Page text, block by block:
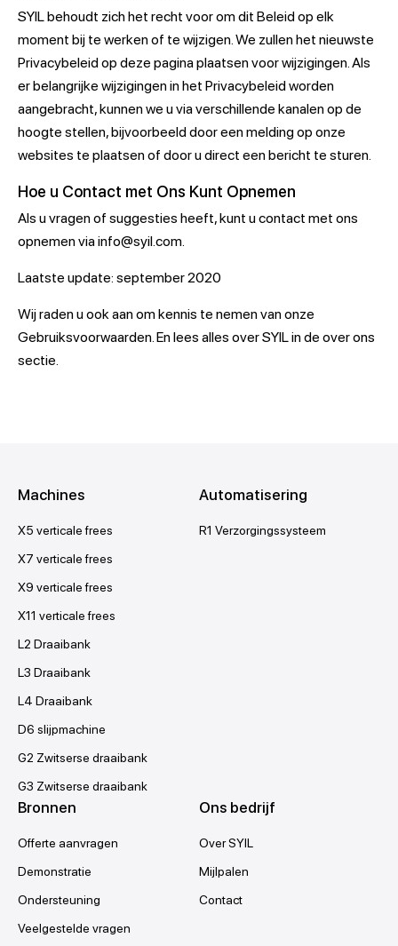
SYIL behoudt zich het recht voor om dit Beleid op elk
moment bij te werken of te wijzigen. We zullen het nieuwste
Privacybeleid op deze pagina plaatsen voor wijzigingen. Als
er belangrijke wijzigingen in het Privacybeleid worden
aangebracht, kunnen we u via verschillende kanalen op de
hoogte stellen, bijvoorbeeld door een melding op onze
websites te plaatsen of door u direct een bericht te sturen.
Hoe u Contact met Ons Kunt Opnemen
Als u vragen of suggesties heeft, kunt u contact met ons
opnemen via info@syil.com.
Laatste update: september 2020
Wij raden u ook aan om kennis te nemen van onze
Gebruiksvoorwaarden. En lees alles over SYIL in de over ons
sectie.
Machines
X5 verticale frees
X7 verticale frees
X9 verticale frees
X11 verticale frees
L2 Draaibank
L3 Draaibank
L4 Draaibank
D6 slijpmachine
G2 Zwitserse draaibank
G3 Zwitserse draaibank
Automatisering
R1 Verzorgingssysteem
Bronnen
Offerte aanvragen
Demonstratie
Ondersteuning
Veelgestelde vragen
Ons bedrijf
Over SYIL
Mijlpalen
Contact